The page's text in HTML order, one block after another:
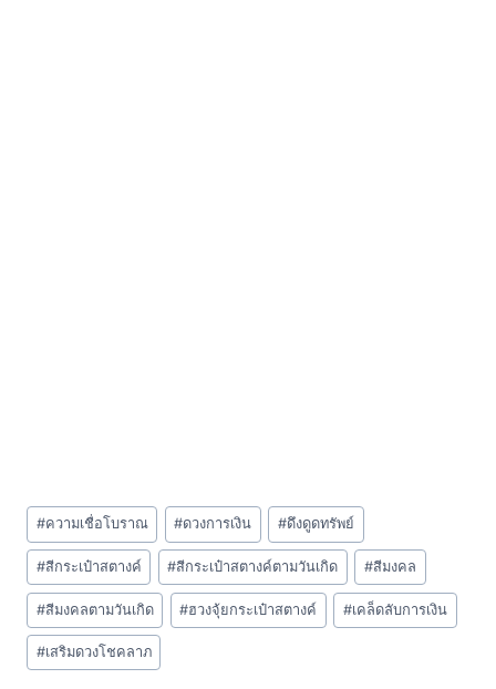
Post
Tags:
#ความเชื่อโบราณ #ดวงการเงิน #ดึงดูดทรัพย์
#สีกระเป๋าสตางค์ #สีกระเป๋าสตางค์ตามวันเกิด #สีมงคล
#สีมงคลตามวันเกิด #ฮวงจุ้ยกระเป๋าสตางค์ #เคล็ดลับการเงิน
#เสริมดวงโชคลาภ